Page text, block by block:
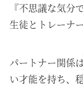
『不思議な気分
生徒とトレーナ
パートナー関係
い才能を持ち、